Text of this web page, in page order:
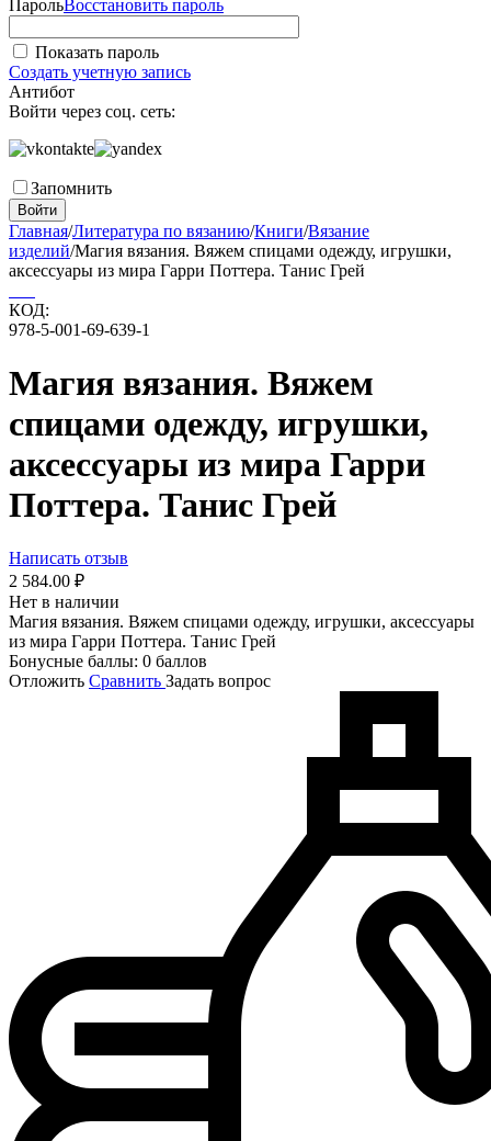
ПарольВосстановить пароль
Показать пароль
Создать учетную запись
Антибот
Войти через соц. сеть:
Запомнить
Войти
Главная/Литература по вязанию/Книги/Вязание
изделий/Магия вязания. Вяжем спицами одежду, игрушки,
аксессуары из мира Гарри Поттера. Танис Грей
КОД:
978-5-001-69-639-1
Магия вязания. Вяжем
спицами одежду, игрушки,
аксессуары из мира Гарри
Поттера. Танис Грей
Написать отзыв
2 584.00 ₽
Нет в наличии
Магия вязания. Вяжем спицами одежду, игрушки, аксессуары
из мира Гарри Поттера. Танис Грей
Бонусные баллы: 0 баллов
Отложить Сравнить Задать вопрос